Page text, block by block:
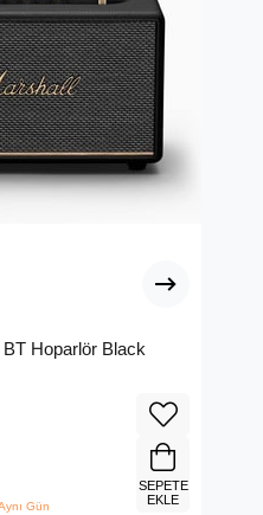
Hoparlör Black
Gün
SEPETE
EKLE